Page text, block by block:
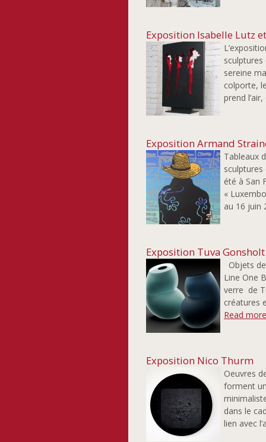
Exposition Isabelle Lutz
sculptures
sereine
colporte,
prend
Exposition Armand
Tableaux
sculptures
été à San
«
au 16 juin
Exposition Tuva
Objets
Line One
verre de
créatures
Read
Exposition Nico Thurm
Oeuvres
forment
dans le
lien avec